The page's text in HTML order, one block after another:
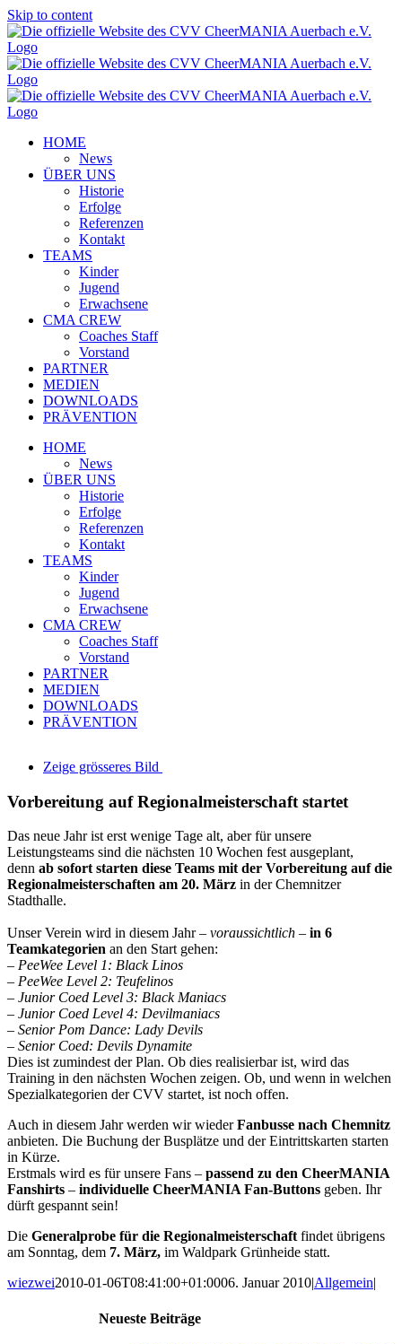
Skip to content
HOME
News
ÜBER UNS
Historie
Erfolge
Referenzen
Kontakt
TEAMS
Kinder
Jugend
Erwachsene
CMA CREW
Coaches Staff
Vorstand
PARTNER
MEDIEN
DOWNLOADS
PRÄVENTION
HOME
News
ÜBER UNS
Historie
Erfolge
Referenzen
Kontakt
TEAMS
Kinder
Jugend
Erwachsene
CMA CREW
Coaches Staff
Vorstand
PARTNER
MEDIEN
DOWNLOADS
PRÄVENTION
Zeige grösseres Bild
Vorbereitung auf Regionalmeisterschaft startet
Das neue Jahr ist erst wenige Tage alt, aber für unsere
Leistungsteams sind die nächsten 10 Wochen fest ausgeplant,
denn ab sofort starten diese Teams mit der Vorbereitung auf die
Regionalmeisterschaften am 20. März in der Chemnitzer
Stadthalle.
Unser Verein wird in diesem Jahr – voraussichtlich – in 6
Teamkategorien an den Start gehen:
– PeeWee Level 1: Black Linos
– PeeWee Level 2: Teufelinos
– Junior Coed Level 3: Black Maniacs
– Junior Coed Level 4: Devilmaniacs
– Senior Pom Dance: Lady Devils
– Senior Coed: Devils Dynamite
Dies ist zumindest der Plan. Ob dies realisierbar ist, wird das
Training in den nächsten Wochen zeigen. Ob, und wenn in welchen
Spezialkategorien der CVV startet, ist noch offen.
Auch in diesem Jahr werden wir wiederFanbusse nach Chemnitz
anbieten. Die Buchung der Busplätze und der Eintrittskarten starten
in Kürze.
Erstmals wird es für unsere Fans – passend zu den CheerMANIA
Fanshirts – individuelle CheerMANIA Fan-Buttons geben. Ihr
dürft gespannt sein!
Die Generalprobe für die Regionalmeisterschaftfindet übrigens
am Sonntag, dem 7. März, im Waldpark Grünheide statt.
wiezwei2010-01-06T08:41:00+01:0006. Januar 2010|Allgemein|
Neueste Beiträge